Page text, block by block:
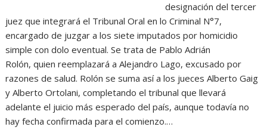
designación del tercer
juez que integrará el Tribunal Oral en lo Criminal N°7,
encargado de juzgar a los siete imputados por homicidio
simple con dolo eventual. Se trata de Pablo Adrián
Rolón, quien reemplazará a Alejandro Lago, excusado por
razones de salud. Rolón se suma así a los jueces Alberto Gaig
y Alberto Ortolani, completando el tribunal que llevará
adelante el juicio más esperado del país, aunque todavía no
hay fecha confirmada para el comienzo.…